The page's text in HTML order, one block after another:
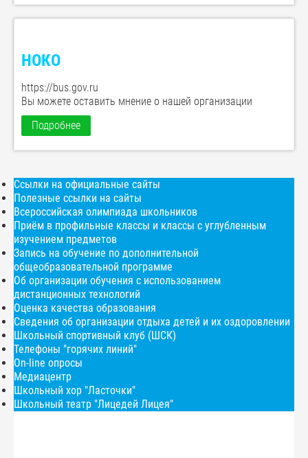
НОКО
https://bus.gov.ru
Вы можете оставить мнение о нашей организации
Подробнее
Ссылки на официальные сайты
Полезные ссылки на сайты
Всероссийская олимпиада школьников
Приём в профильные классы и классы с углубленным
изучением предметов
Запись на обучение по дополнительной
общеобразовательной программе
Об организации обучения с использованием
дистанционных технологий
Оценка качества образования
Сведения об организации отдыха детей и их оздоровлении
Школьный спортивный клуб (ШСК)
Телефоны "горячих линий"
On-line опросы
Медиацентр
Школьный хор "Ласточки"
Школьный театр "Лицедей Лицея"